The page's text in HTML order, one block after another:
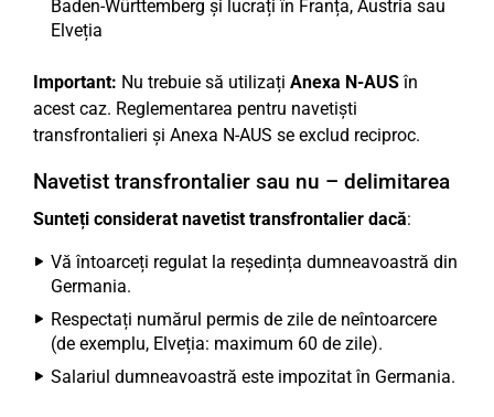
Baden-Württemberg și lucrați în Franța, Austria sau
Elveția
Important: Nu trebuie să utilizați Anexa N-AUSîn
acest caz. Reglementarea pentru navetiști
transfrontalieri și Anexa N-AUS se exclud reciproc.
Navetist transfrontalier sau nu – delimitarea
Sunteți considerat navetist transfrontalier dacă:
Vă întoarceți regulat la reședința dumneavoastră din
Germania.
Respectați numărul permis de zile de neîntoarcere
(de exemplu, Elveția: maximum 60 de zile).
Salariul dumneavoastră este impozitat în Germania.